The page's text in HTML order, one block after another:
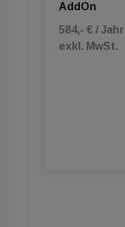
AddOn
584,- € / Jahr
exkl. MwSt.